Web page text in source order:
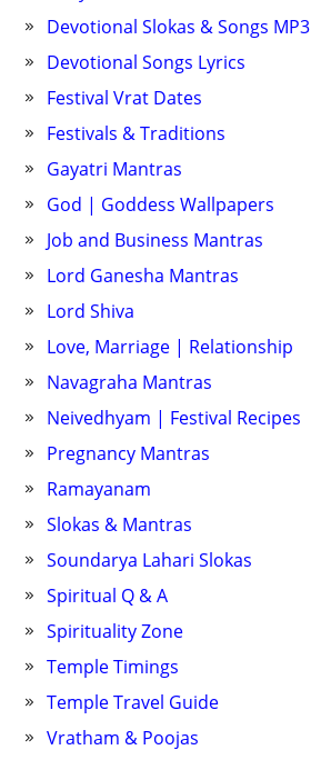
Devotional Slokas & Songs MP3
Devotional Songs Lyrics
Festival Vrat Dates
Festivals & Traditions
Gayatri Mantras
God | Goddess Wallpapers
Job and Business Mantras
Lord Ganesha Mantras
Lord Shiva
Love, Marriage | Relationship
Navagraha Mantras
Neivedhyam | Festival Recipes
Pregnancy Mantras
Ramayanam
Slokas & Mantras
Soundarya Lahari Slokas
Spiritual Q & A
Spirituality Zone
Temple Timings
Temple Travel Guide
Vratham & Poojas